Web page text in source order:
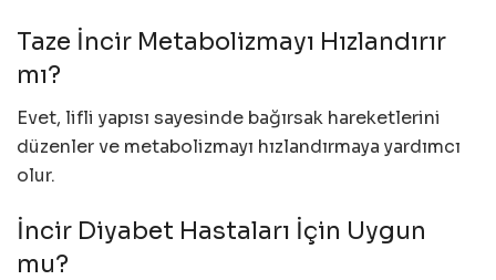
Taze İncir Metabolizmayı Hızlandırır
mı?
Evet, lifli yapısı sayesinde bağırsak hareketlerini
düzenler ve metabolizmayı hızlandırmaya yardımcı
olur.
İncir Diyabet Hastaları İçin Uygun
mu?